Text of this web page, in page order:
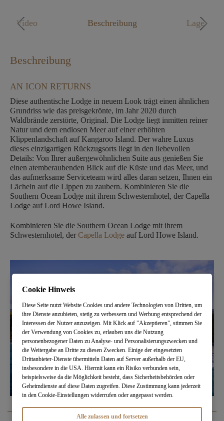
Beschreibung Lage
Video
Beschreibung
AN ICON RETURNS
Diese authentische Lodge in neuem Look trägt einen ähnlichen
Grundriss wie das preisgekrönte, im Jahr 2020 durch
Waldbrände zerstörte, Original. Die Lodge liegt inmitten reiner
Natur und dem endlosen Meer auf einer erhöhten
Klippenlandschaft auf Kangaroo Island. Der wahre Luxus
dieses einzigartigen Rückzugsorts liegt in den liebevollen
Details: Von Ihrer außergewöhnlichen Suite aus genießen Sie
einen atemberaubenden Blick auf die Küste und das Meer, und
das aufmerksame Serviceteam wird alles daran setzen, Ihnen ein
Lächeln auf die Lippen zu zaubern. Kombinieren Sie die
Southern Ocean Lodge mit ihrem Schwesternhotel, der Capella
Lodge auf Lord Howe Island.
Kombinieren Sie die Southern Ocean Lodge mit ihrem
Schwesternhotel, der Capella Lodge auf Lord Howe Island.
Cookie Hinweis
Diese Seite nutzt Website Cookies und andere Technologien von Dritten, um
ihre Dienste anzubieten, stetig zu verbessern und Werbung entsprechend der
Interessen der Nutzer anzuzeigen. Mit Klick auf "Akzeptieren", stimmen Sie
der Verwendung von Cookies zu, erlauben uns die Nutzung
personenbezogener Daten zu Analyse- und Personalisierungszwecken und
die Weitergabe an Dritte zu diesen Zwecken. Einige der eingesetzten
Drittanbieter-Dienste übermitteln Daten auf Server außerhalb der EU,
insbesondere in die USA. Hiermit kann ein Risiko verbunden sein,
beispielsweise da die Möglichkeit besteht, dass Sicherheitsbehörden oder
Geheimdienste auf diese Daten zugreifen. Diese Zustimmung kann jederzeit
in den Cookie-Einstellungen widerrufen oder angepasst werden.
Alle zulassen und fortsetzen